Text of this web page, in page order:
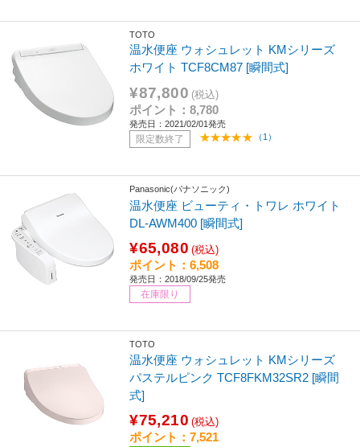
TOTO
温水便座 ウォシュレット KMシリーズ
ホワイト TCF8CM87 [瞬間式]
¥87,800 (税込)
ポイント：8,780
発売日：2021/02/01発売
限定数終了 （1）
Panasonic(パナソニック)
温水便座 ビューティ・トワレ ホワイト
DL-AWM400 [瞬間式]
¥65,080 (税込)
ポイント：6,508
発売日：2018/09/25発売
在庫限り
TOTO
温水便座 ウォシュレット KMシリーズ
パステルピンク TCF8FKM32SR2 [瞬間
式]
¥75,210 (税込)
ポイント：7,521